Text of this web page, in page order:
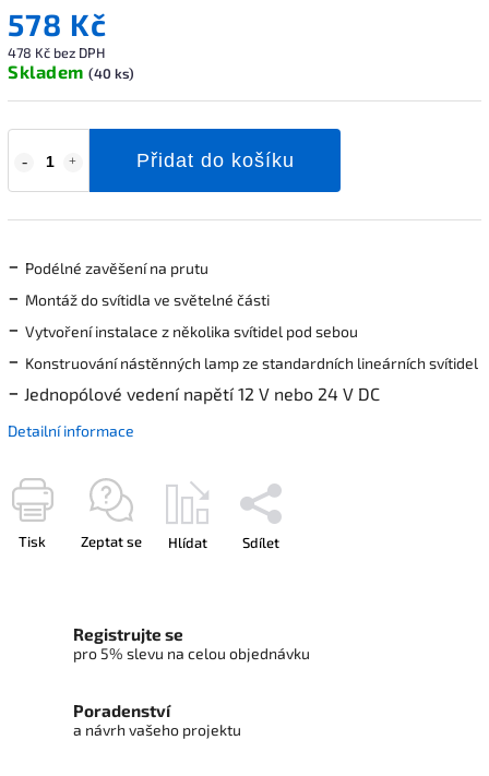
578 Kč
478 Kč bez DPH
Skladem (40 ks)
Přidat do košíku
- Podélné zavěšení na prutu
- Montáž do svítidla ve světelné části
- Vytvoření instalace z několika svítidel pod sebou
- Konstruování nástěnných lamp ze standardních lineárních svítidel
- Jednopólové vedení napětí 12 V nebo 24 V DC
Detailní informace
Tisk Zeptat se Hlídat Sdílet
Registrujte se
pro 5% slevu na celou objednávku
Poradenství
a návrh vašeho projektu